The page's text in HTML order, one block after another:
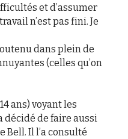
et d’assumer
n’est pas fini. Je
dans plein de
(celles qu’on
ans) voyant les
décidé de faire aussi
Bell. Il l’a consulté